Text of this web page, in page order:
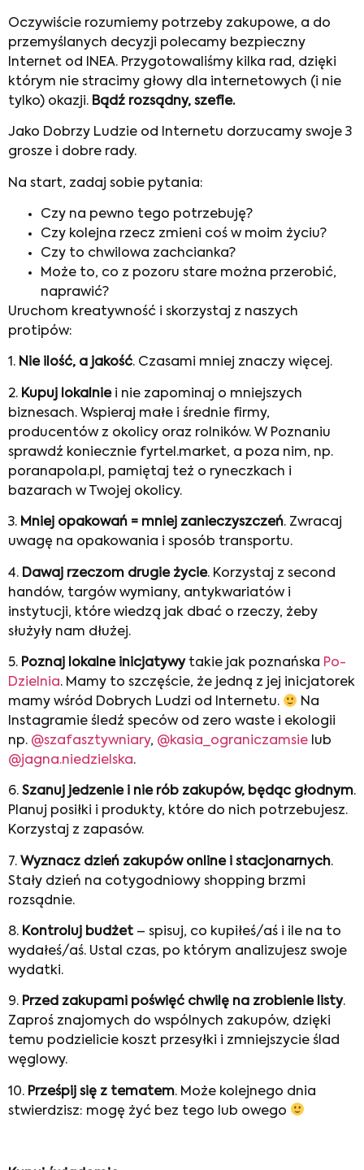
Oczywiście rozumiemy potrzeby zakupowe, a do
przemyślanych decyzji polecamy bezpieczny
Internet od INEA. Przygotowaliśmy kilka rad, dzięki
którym nie stracimy głowy dla internetowych (i nie
tylko) okazji. Bądź rozsądny, szefie.
Jako Dobrzy Ludzie od Internetu dorzucamy swoje 3
grosze i dobre rady.
Na start, zadaj sobie pytania:
Czy na pewno tego potrzebuję?
Czy kolejna rzecz zmieni coś w moim życiu?
Czy to chwilowa zachcianka?
Może to, co z pozoru stare można przerobić,
naprawić?
Uruchom kreatywność i skorzystaj z naszych
protipów:
1. Nie ilość, a jakość. Czasami mniej znaczy więcej.
2. Kupuj lokalniei nie zapominaj o mniejszych
biznesach. Wspieraj małe i średnie firmy,
producentów z okolicy oraz rolników. W Poznaniu
sprawdź koniecznie fyrtel.market, a poza nim, np.
poranapola.pl, pamiętaj też o ryneczkach i
bazarach w Twojej okolicy.
3. Mniej opakowań = mniej zanieczyszczeń. Zwracaj
uwagę na opakowania i sposób transportu.
4. Dawaj rzeczom drugie życie. Korzystaj z second
handów, targów wymiany, antykwariatów i
instytucji, które wiedzą jak dbać o rzeczy, żeby
służyły nam dłużej.
5. Poznaj lokalne inicjatywytakie jak poznańska Po-
Dzielnia. Mamy to szczęście, że jedną z jej inicjatorek
mamy wśród Dobrych Ludzi od Internetu.
Na
Instagramie śledź speców od zero waste i ekologii
np. @szafasztywniary, @kasia_ograniczamsie lub
@jagna.niedzielska.
6. Szanuj jedzenie i nie rób zakupów, będąc głodnym.
Planuj posiłki i produkty, które do nich potrzebujesz.
Korzystaj z zapasów.
7. Wyznacz dzień zakupów online i stacjonarnych.
Stały dzień na cotygodniowy shopping brzmi
rozsądnie.
8. Kontroluj budżet – spisuj, co kupiłeś/aś i ile na to
wydałeś/aś. Ustal czas, po którym analizujesz swoje
wydatki.
9. Przed zakupami poświęć chwilę na zrobienie listy.
Zaproś znajomych do wspólnych zakupów, dzięki
temu podzielicie koszt przesyłki i zmniejszycie ślad
węglowy.
10. Prześpij się z tematem. Może kolejnego dnia
stwierdzisz: mogę żyć bez tego lub owego